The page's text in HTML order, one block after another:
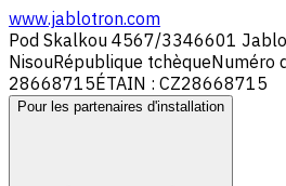
www.jablotron.com
Pod Skalkou 4567/3346601
NisouRépublique tchèqueNuméro
28668715ÉTAIN : CZ28668715
Pour les partenaires d'installation